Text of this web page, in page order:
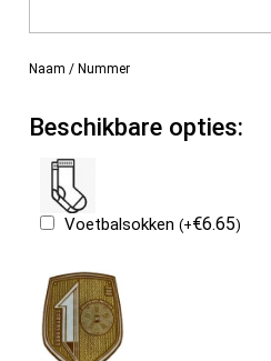
Naam / Nummer
Beschikbare opties:
Voetbalsokken(+€6.65)